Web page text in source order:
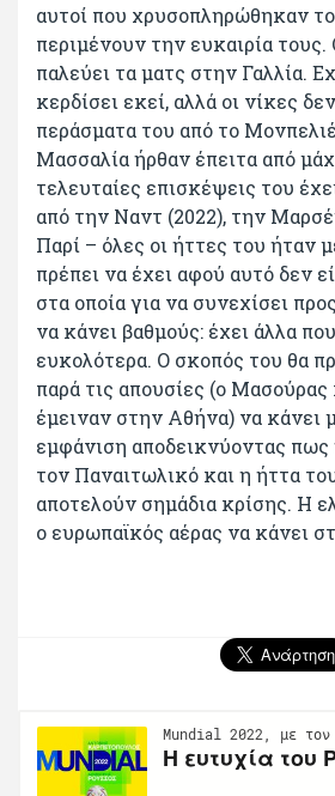
αυτοί που χρυσοπληρώθηκαν το
περιμένουν την ευκαιρία
παλεύει τα ματς στην Γαλλία.
κερδίσει εκεί, αλλά οι νίκες
περάσματα του από το
Μασσαλία ήρθαν έπειτα από
τελευταίες επισκέψεις του
από την Ναντ (2022), την
Παρί – όλες οι ήττες του ήταν
πρέπει να έχει αφού αυτό δεν
στα οποία για να συνεχίσει
να κάνει βαθμούς: έχει άλλα
ευκολότερα. Ο σκοπός του θα
παρά τις απουσίες (ο Μασούρας
έμειναν στην Αθήνα) να κάνει
εμφάνιση αποδεικνύοντας πως
τον Παναιτωλικό και η ήττα
αποτελούν σημάδια κρίσης. Η
ο ευρωπαϊκός αέρας να κάνει